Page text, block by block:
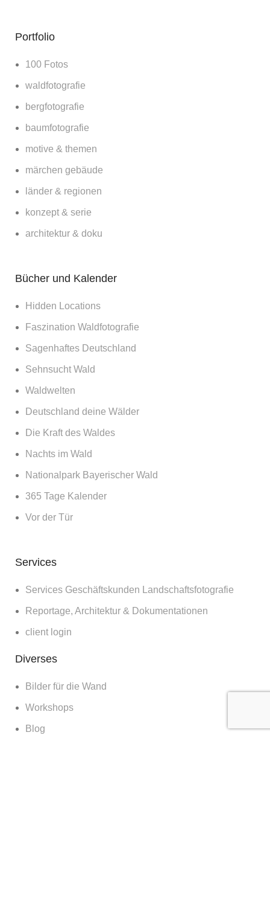
Portfolio
100 Fotos
waldfotografie
bergfotografie
baumfotografie
motive & themen
märchen gebäude
länder & regionen
konzept & serie
architektur & doku
Bücher und Kalender
Hidden Locations
Faszination Waldfotografie
Sagenhaftes Deutschland
Sehnsucht Wald
Waldwelten
Deutschland deine Wälder
Die Kraft des Waldes
Nachts im Wald
Nationalpark Bayerischer Wald
365 Tage Kalender
Vor der Tür
Services
Services Geschäftskunden Landschaftsfotografie
Reportage, Architektur & Dokumentationen
client login
Diverses
Bilder für die Wand
Workshops
Blog